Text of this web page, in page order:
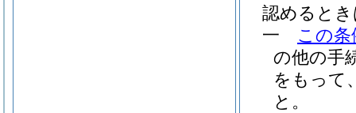
認めると
一
この条
の他の手
をもって
と。